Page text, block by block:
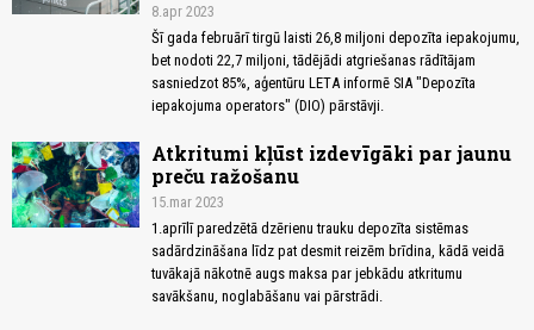
8.apr 2023
Šī gada februārī tirgū laisti 26,8 miljoni depozīta iepakojumu,
bet nodoti 22,7 miljoni, tādējādi atgriešanas rādītājam
sasniedzot 85%, aģentūru LETA informē SIA "Depozīta
iepakojuma operators" (DIO) pārstāvji.
Atkritumi kļūst izdevīgāki par jaunu
preču ražošanu
15.mar 2023
1.aprīlī paredzētā dzērienu trauku depozīta sistēmas
sadārdzināšana līdz pat desmit reizēm brīdina, kādā veidā
tuvākajā nākotnē augs maksa par jebkādu atkritumu
savākšanu, noglabāšanu vai pārstrādi.